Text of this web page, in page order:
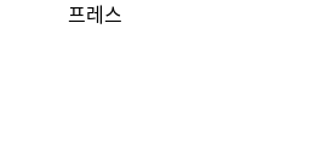
프레스